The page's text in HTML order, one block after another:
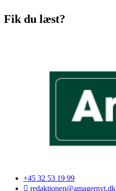
Fik du læst?
+45 32 53 19 99
redaktionen@amagernyt.dk